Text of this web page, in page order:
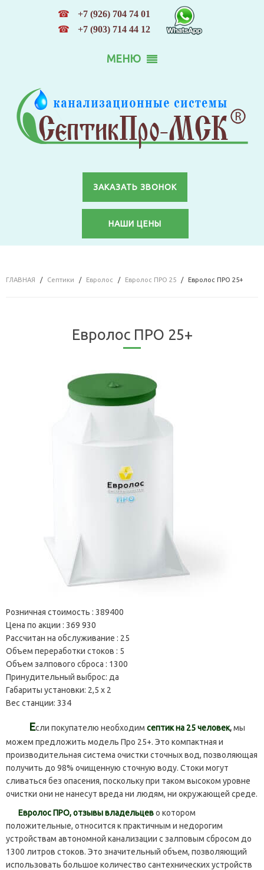
☎ +7 (926) 704 74 01
☎ +7 (903) 714 44 12
МЕНЮ
ЗАКАЗАТЬ ЗВОНОК
НАШИ ЦЕНЫ
ГЛАВНАЯ Септики Евролос Евролос ПРО 25 Евролос ПРО 25+
Евролос ПРО 25+
Розничная стоимость : 389400
Цена по акции : 369 930
Рассчитан на обслуживание : 25
Объем переработки стоков : 5
Объем залпового сброса : 1300
Принудительный выброс: да
Габариты установки: 2,5 х 2
Вес станции: 334
Если покупателю необходим септик на 25 человек,мы
можем предложить модель Про 25+. Это компактная и
производительная система очистки сточных вод, позволяющая
получить до 98% очищенную сточную воду. Стоки могут
сливаться без опасения, поскольку при таком высоком уровне
очистки они не нанесут вреда ни людям, ни окружающей среде.
Евролос ПРО, отзывы владельцево котором
положительные, относится к практичным и недорогим
устройствам автономной канализации с залповым сбросом до
1300 литров стоков. Это значительный объем, позволяющий
использовать большое количество сантехнических устройств